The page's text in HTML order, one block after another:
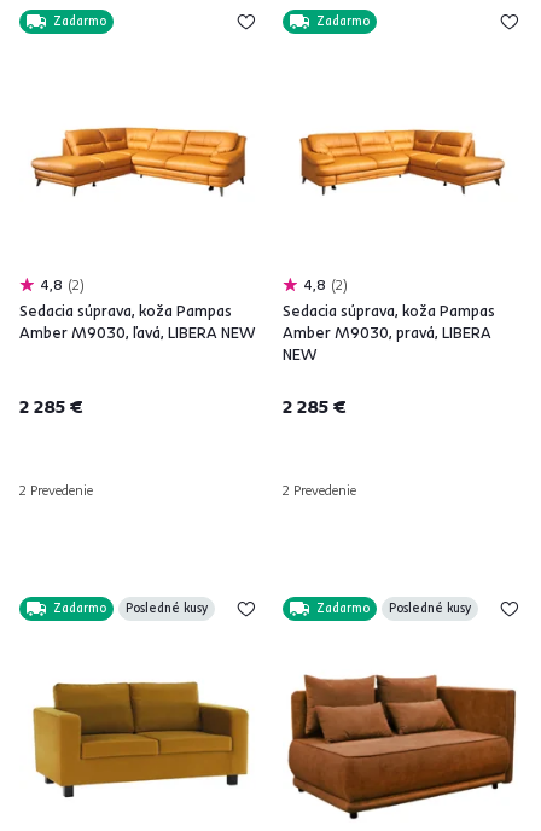
Zadarmo
4,8 2
Sedacia súprava, koža Pampas
Amber M9030, ľavá, LIBERA NEW
2 285 €
2 Prevedenie
Zadarmo
4,8 2
Sedacia súprava, koža Pampas
Amber M9030, pravá, LIBERA
NEW
2 285 €
2 Prevedenie
Zadarmo Posledné kusy Zadarmo Posledné kusy